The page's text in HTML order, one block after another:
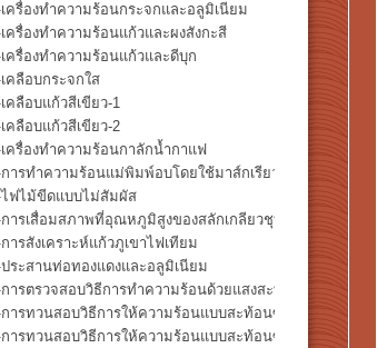
เครื่องทำความร้อนกระจกและอลูมิเนียม
เครื่องทำความร้อนแก้วและผงสังกะสี
เครื่องทำความร้อนแก้วและดีบุก
เคลือบกระจกใส
เคลือบแก้วสีเขียว-1
เคลือบแก้วสีเขียว-2
เครื่องทำความร้อนกาลักน้ำกาแฟ
การทำความร้อนแม่พิมพ์อบโดยใช้มาส์กเรียว
ไฟไม้ขีดแบบไม่สัมผัส
การเสื่อมสภาพที่อุณหภูมิสูงของสลักเกลียวชุบสังกะสี
การสังเคราะห์แก้วภูเขาไฟเทียม
ประสานท่อทองแดงและอลูมิเนียม
การตรวจสอบวิธีการทำความร้อนด้วยแสงสะท้อนซ้ำ -ความ
การทวนสอบวิธีการให้ความร้อนแบบสะท้อนซ้ำ -ความแตกต่
การทวนสอบวิธีการให้ความร้อนแบบสะท้อนซ้ำ -ความแตกต่